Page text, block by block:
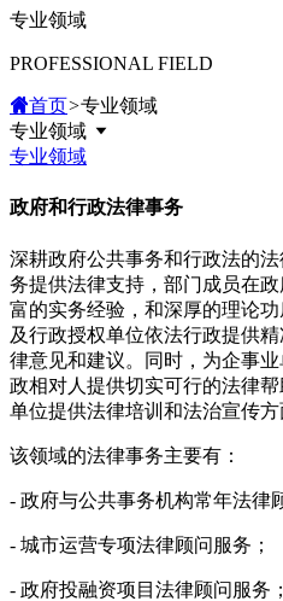
专业领域
PROFESSIONAL FIELD
首页>专业领域
专业领域
专业领域
政府和行政法律事务
深耕政府公共事务和行政法的
务提供法律支持，部门成员在
富的实务经验，和深厚的理论
及行政授权单位依法行政提供
律意见和建议。同时，为企事
政相对人提供切实可行的法律
单位提供法律培训和法治宣传方
该领域的法律事务主要有：
- 政府与公共事务机构常年法律
- 城市运营专项法律顾问服务；
- 政府投融资项目法律顾问服务；